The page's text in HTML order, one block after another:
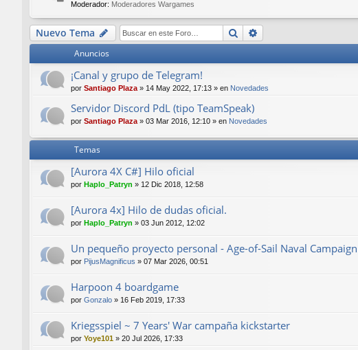
Moderador: Moderadores Wargames
Nuevo Tema Buscar
Anuncios
¡Canal y grupo de Telegram!
por Santiago Plaza» 14 May 2022, 17:13 » en Novedades
Servidor Discord PdL (tipo TeamSpeak)
por Santiago Plaza» 03 Mar 2016, 12:10 » en Novedades
Temas
[Aurora 4X C#] Hilo oficial
por Haplo_Patryn » 12 Dic 2018, 12:58
[Aurora 4x] Hilo de dudas oficial.
por Haplo_Patryn » 03 Jun 2012, 12:02
Un pequeño proyecto personal - Age-of-Sail Naval Campaign
por PijusMagnificus » 07 Mar 2026, 00:51
Harpoon 4 boardgame
por Gonzalo » 16 Feb 2019, 17:33
Kriegsspiel ~ 7 Years' War campaña kickstarter
por Yoye101 » 20 Jul 2026, 17:33